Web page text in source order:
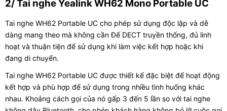
2/ Tai nghe Yealink WH62 Mono Portable UC
Tai nghe WH62 Portable UC cho phép sử dụng độc lập và dễ
dàng mang theo mà không cần Đế DECT truyền thống, đủ linh
hoạt và thuận tiện để sử dụng khi làm việc kết hợp hoặc khi
đang di chuyển.
Tai nghe WH62 Portable UC được thiết kế đặc biệt để hoạt động
kết hợp và phù hợp để sử dụng trong nhiều tình huống khác
nhau. Khoảng cách gọi của nó gấp 3 đến 5 lần so với tai nghe